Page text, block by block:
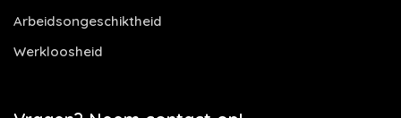
Arbeidsongeschiktheid
Werkloosheid